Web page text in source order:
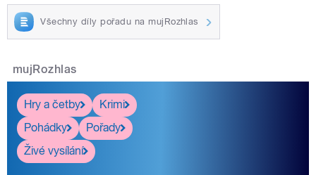
Všechny díly pořadu na mujRozhlas
mujRozhlas
Hry a četby
Krimi
Pohádky
Pořady
Živé vysílání